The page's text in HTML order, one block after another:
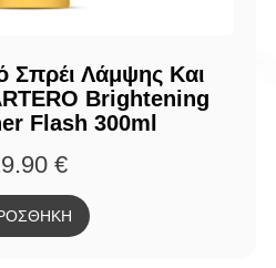
Σπρέι Λάμψης Και
Brightening
Flash 300ml
€